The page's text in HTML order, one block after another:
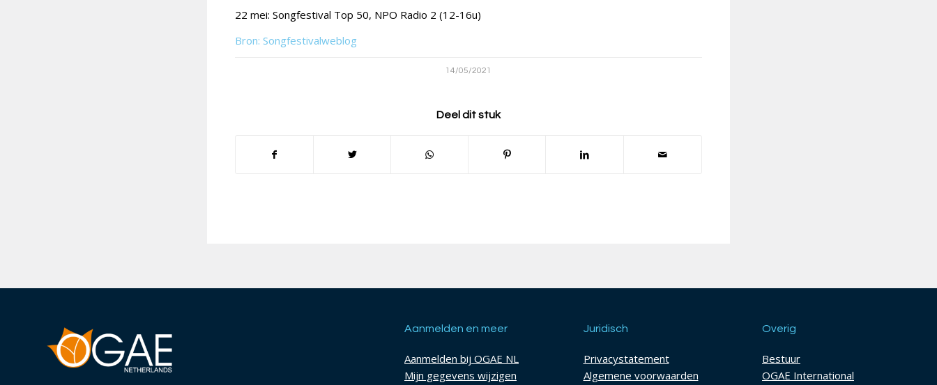
22 mei: Songfestival Top 50, NPO Radio 2 (12-16u)
Bron: Songfestivalweblog
14/05/2021
Deel dit stuk
Aanmelden en meer
Aanmelden bij OGAE NL
Mijn gegevens wijzigen
Juridisch
Privacystatement
Algemene voorwaarden
Overig
Bestuur
OGAE International